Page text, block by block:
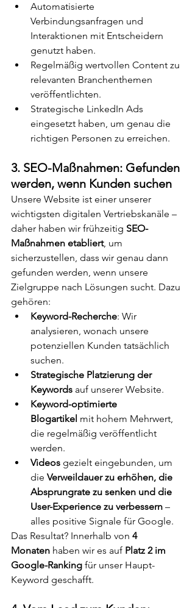
Automatisierte
Verbindungsanfragen und
Interaktionen mit Entscheidern
genutzt haben.
Regelmäßig wertvollen Content zu
relevanten Branchenthemen
veröffentlichten.
Strategische LinkedIn Ads
eingesetzt haben, um genau die
richtigen Personen zu erreichen.
3. SEO-Maßnahmen: Gefunden
werden, wenn Kunden suchen
Unsere Website ist einer unserer
wichtigsten digitalen Vertriebskanäle –
daher haben wir frühzeitig SEO-
Maßnahmen etabliert, um
sicherzustellen, dass wir genau dann
gefunden werden, wenn unsere
Zielgruppe nach Lösungen sucht. Dazu
gehören:
Keyword-Recherche: Wir
analysieren, wonach unsere
potenziellen Kunden tatsächlich
suchen.
Strategische Platzierung der
Keywords auf unserer Website.
Keyword-optimierte
Blogartikel mit hohem Mehrwert,
die regelmäßig veröffentlicht
werden.
Videos gezielt eingebunden, um
die Verweildauer zu erhöhen, die
Absprungrate zu senken und die
User-Experience zu verbessern –
alles positive Signale für Google.
Das Resultat? Innerhalb von 4
Monaten haben wir es auf Platz 2 im
Google-Ranking für unser Haupt-
Keyword geschafft.